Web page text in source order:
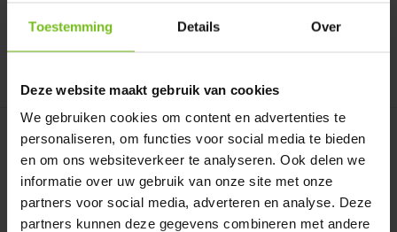
Toestemming Details Over
Deze website maakt gebruik van cookies
We gebruiken cookies om content en advertenties te
personaliseren, om functies voor social media te bieden
en om ons websiteverkeer te analyseren. Ook delen we
informatie over uw gebruik van onze site met onze
partners voor social media, adverteren en analyse. Deze
partners kunnen deze gegevens combineren met andere
Vergelijk Vergelijk